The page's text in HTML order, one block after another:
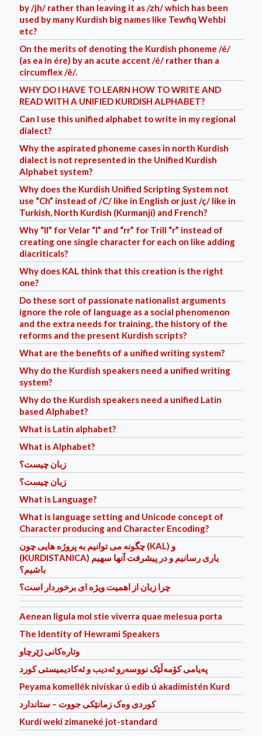
by /jh/ rather than leaving it as /zh/ which has been
used by many Kurdish big names like Tewfiq Wehbi
etc?
On the merits of denoting the Kurdish phoneme /é/
(as ea in ére) by an acute accent /é/ rather than a
circumflex /ê/.
WHY DO I HAVE TO LEARN HOW TO WRITE AND
READ WITH A UNIFIED KURDISH ALPHABET?
Can I use this unified alphabet to write in my regional
dialect?
Why the aspirated phoneme cases in north Kurdish
dialect is not represented in the Unified Kurdish
Alphabet system?
Why does the Kurdish Unified Scripting System not
use “Ch” instead of /C/ like in English or just /ç/ like in
Turkish, North Kurdish (Kurmanjí) and French?
Why “ll” for Velar “l” and “rr” for Trill “r” instead of
creating one single character for each on like adding
diacriticals?
Why does KAL think that this creation is the right
one?
Do these sort of passionate nationalist arguments
ignore the role of language as a social phenomenon
and the extra needs for training, the history of the
reforms and the present Kurdish scripts?
What are the benefits of a unified writing system?
Why do the Kurdish speakers need a unified writing
system?
Why do the Kurdish speakers need a unified Latin
based Alphabet?
What is Latin alphabet?
What is Alphabet?
زبان چیست؟
زبان چیست؟
What is Language?
What is language setting and Unicode concept of
Character producing and Character Encoding?
چگونه می توانیم به پروژه هایی چون (KAL) و
(KURDISTANICA) یاری رسانیم و در پیشرفت آنها سهیم
باشیم؟
چرا زبان از اهمیت ویژه ای برخوردار است؟
Aenean ligula mol stie viverra quae melesua porta
The Identity of Hewrami Speakers
وتاره‌كانی ژێرچاو
پەیامی کۆمەڵێک نووسەرو ئەدیب و ئەکادیمیستی کورد
Peyama komellék nivískar ú edíb ú akadímístén Kurd
کوردی وه‌ک زمانێکی جووت – ستاندارد
Kurdí wekí zimaneké jot-standard